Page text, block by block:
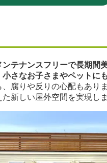
ンテナンスフリーで長期間
小さなお子さまやペットに
腐りや反りの心配もあり
新しい屋外空間を実現し